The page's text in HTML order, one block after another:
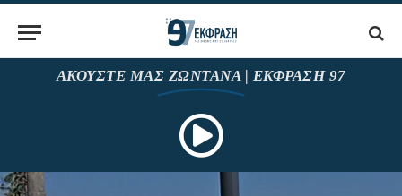
ΑΚΟΥΣΤΕ ΜΑΣ ΖΩΝΤΑΝΑ | ΕΚΦΡΑΣΗ 97